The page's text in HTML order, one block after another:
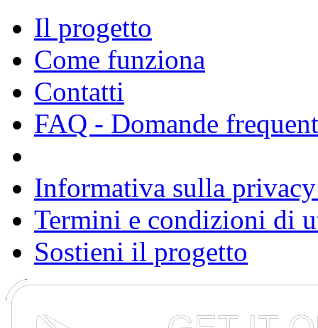
Il progetto
Come funziona
Contatti
FAQ - Domande
Informativa sulla
Termini e condizioni di
Sostieni il progetto